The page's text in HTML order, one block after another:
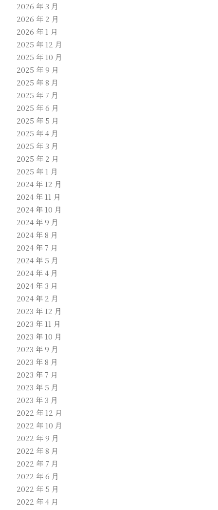
2026 年 3 月
2026 年 2 月
2026 年 1 月
2025 年 12 月
2025 年 10 月
2025 年 9 月
2025 年 8 月
2025 年 7 月
2025 年 6 月
2025 年 5 月
2025 年 4 月
2025 年 3 月
2025 年 2 月
2025 年 1 月
2024 年 12 月
2024 年 11 月
2024 年 10 月
2024 年 9 月
2024 年 8 月
2024 年 7 月
2024 年 5 月
2024 年 4 月
2024 年 3 月
2024 年 2 月
2023 年 12 月
2023 年 11 月
2023 年 10 月
2023 年 9 月
2023 年 8 月
2023 年 7 月
2023 年 5 月
2023 年 3 月
2022 年 12 月
2022 年 10 月
2022 年 9 月
2022 年 8 月
2022 年 7 月
2022 年 6 月
2022 年 5 月
2022 年 4 月